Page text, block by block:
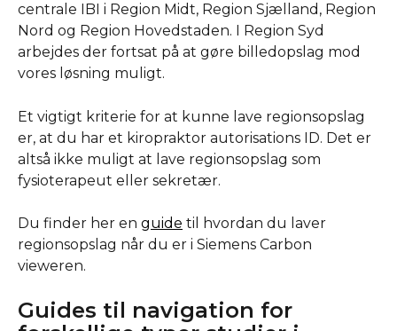
centrale IBI i Region Midt, Region Sjælland, Region
Nord og Region Hovedstaden. I Region Syd
arbejdes der fortsat på at gøre billedopslag mod
vores løsning muligt.
Et vigtigt kriterie for at kunne lave regionsopslag
er, at du har et kiropraktor autorisations ID. Det er
altså ikke muligt at lave regionsopslag som
fysioterapeut eller sekretær.
Du finder her en guide til hvordan du laver
regionsopslag når du er i Siemens Carbon
vieweren.
Guides til navigation for